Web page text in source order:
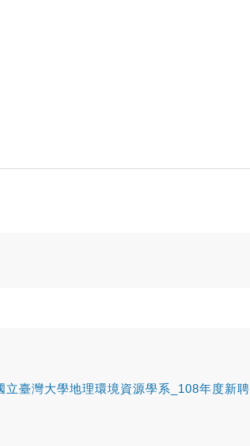
立臺灣大學地理環境資源學系_108年度新聘